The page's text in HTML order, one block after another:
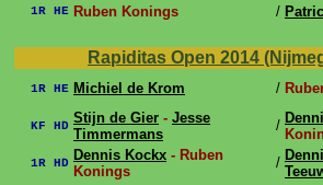
1R HE Ruben Konings /
Rapiditas Open 2014
1R HE Michiel de Krom /
KF HD Stijn de Gier - Jesse
Timmermans
/
1R HD Dennis Kockx - Ruben
Konings
/